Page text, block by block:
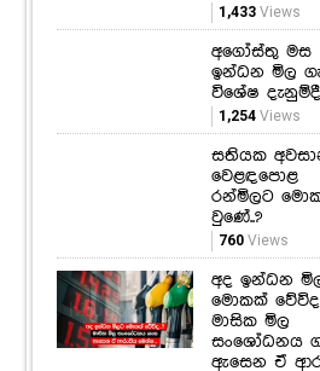
1,433Views
අගෝස්තු මස
ඉන්ධන මිල
විශේෂ
1,254Views
සතියක
වෙළඳපොළ
රන්මිලට
වුණේ..?
760Views
අද ඉන්ධන
මොකක්
මාසික මිල
සංශෝධනය
ඇසෙන ඒ